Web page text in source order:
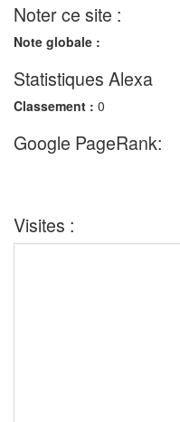
Noter ce site :
Note globale :
Statistiques Alexa
Classement : 0
Google PageRank:
Visites :